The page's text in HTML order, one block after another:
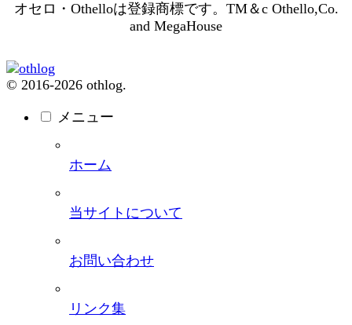
オセロ・Othelloは登録商標です。TM＆c Othello,Co.
and MegaHouse
© 2016-2026 othlog.
メニュー
ホーム
当サイトについて
お問い合わせ
リンク集